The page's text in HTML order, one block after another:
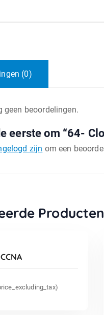
(0)
geen beoordelingen.
eerste om “64-
zijn om een
Producten
AAN